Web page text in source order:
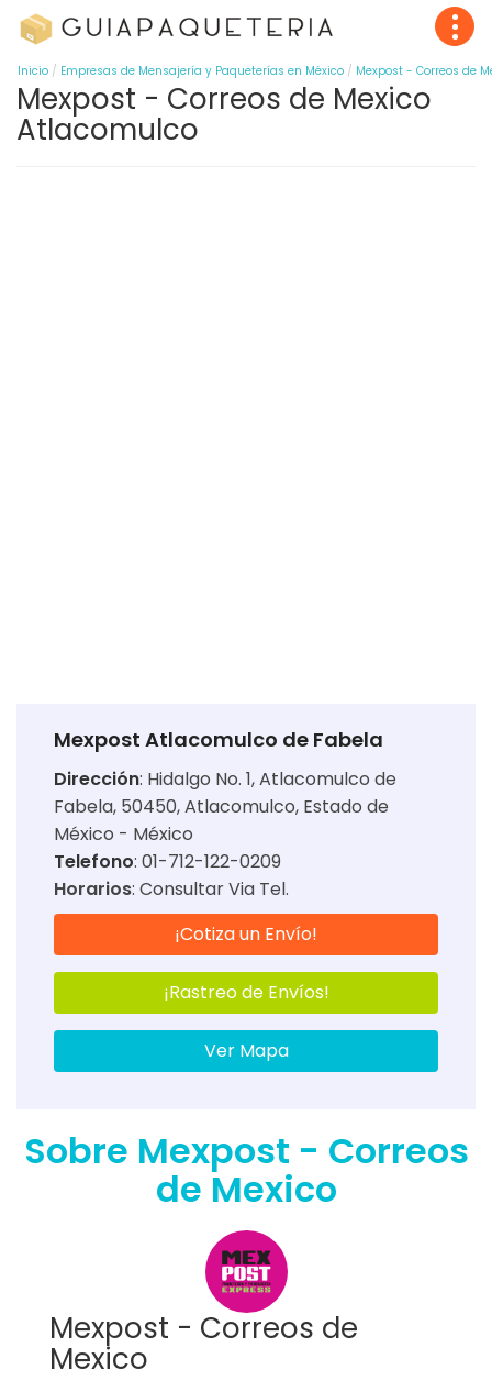
Inicio Empresas de Mensajería y Paqueterías en México Mexpost - Correos de
Mexpost - Correos de Mexico
Atlacomulco
Mexpost Atlacomulco de Fabela
Dirección: Hidalgo No. 1, Atlacomulco de
Fabela, 50450, Atlacomulco, Estado de
México - México
Telefono: 01-712-122-0209
Horarios: Consultar Via Tel.
¡Cotiza un Envío!
¡Rastreo de Envíos!
Ver Mapa
Sobre Mexpost - Correos
de Mexico
Mexpost - Correos de
Mexico